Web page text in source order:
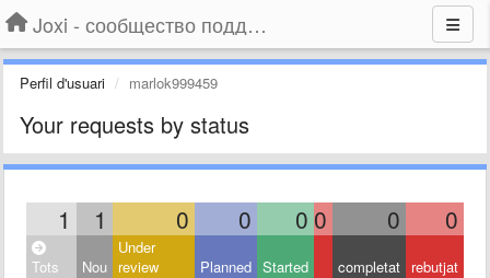
Joxi - сообщество поддержки
Perfil d'usuari marlok999459
Your requests by status
1 1 0 0 0 0 0 0
Tots Nou
Under
review
Planned Started completat rebutjat